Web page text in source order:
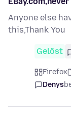
Anyone else
this,Thank You
Gelöst
Firefox
Denys